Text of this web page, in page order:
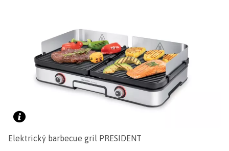
Elektrický barbecue gril PRESIDENT